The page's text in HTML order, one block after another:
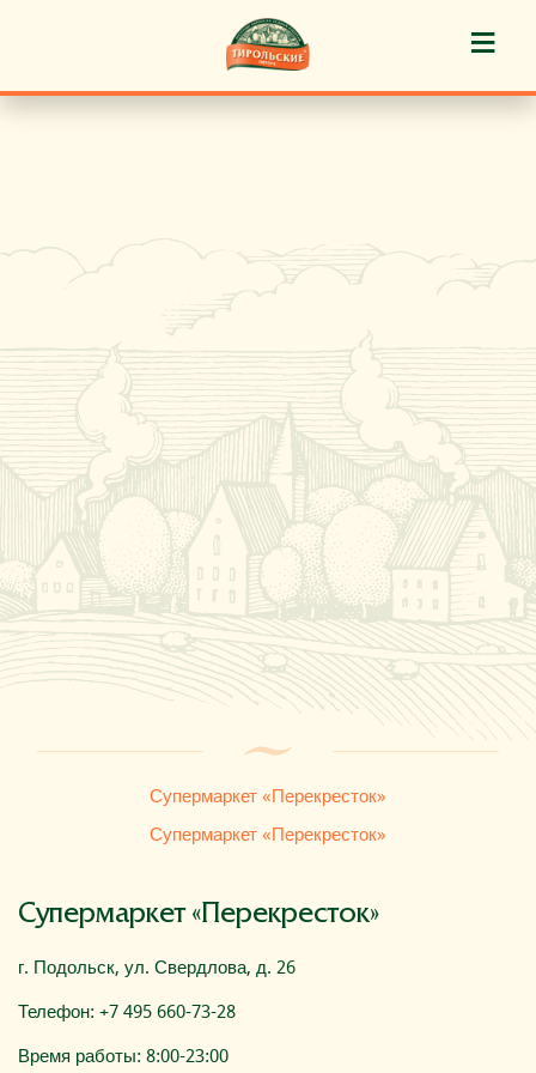
Супермаркет «Перекресток»
Супермаркет «Перекресток»
Супермаркет «Перекресток»
г. Подольск, ул. Свердлова, д. 26
Телефон: +7 495 660-73-28
Время работы: 8:00-23:00
≡
Пирожные «Тирольские» ®
Торты «Тирольские» ®
Куличи
Кафе-кондитерские
Новости
Где купить
О компании